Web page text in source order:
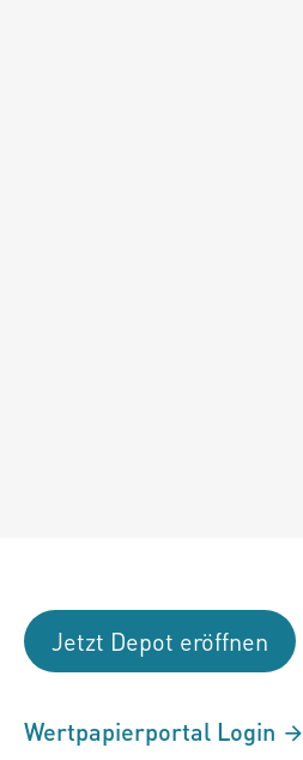
Jetzt Depot eröffnen
Wertpapierportal Login